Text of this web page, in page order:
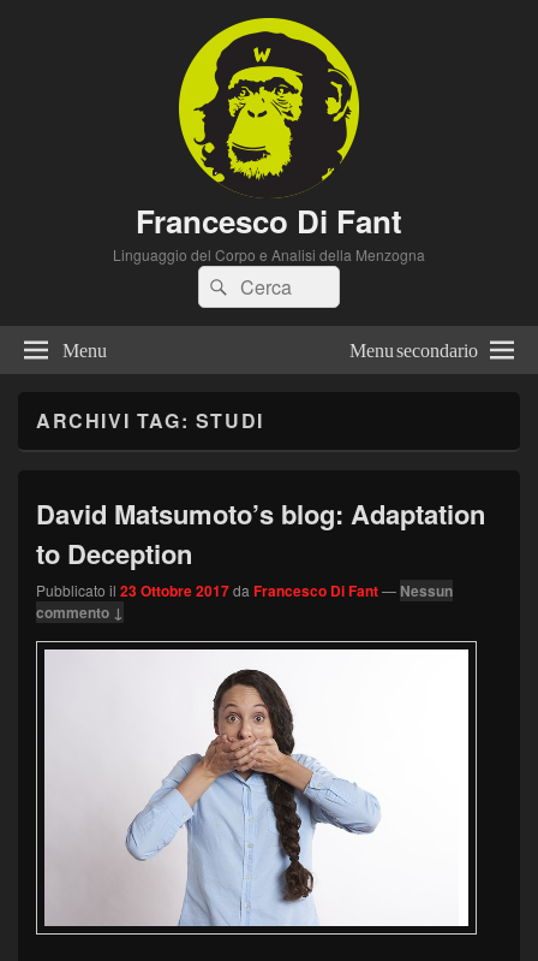
Francesco Di Fant
Linguaggio del Corpo e Analisi della Menzogna
Cerca:Cerca
Menu Menu secondario
ARCHIVI TAG: STUDI
David Matsumoto’s blog: Adaptation
to Deception
Pubblicato il 23 Ottobre 2017da Francesco Di Fant— Nessun
commento ↓